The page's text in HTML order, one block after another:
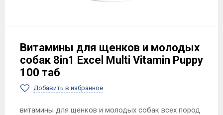
Витамины для щенков и молодых
собак 8in1 Excel Multi Vitamin Puppy
100 таб
Добавить в избранное
витамины для щенков и молодых собак всех пород